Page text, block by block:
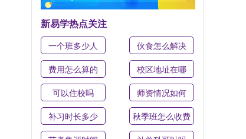
新易学热点关注
一个班多少人 伙食怎么解决
费用怎么算的 校区地址在哪
可以住校吗 师资情况如何
补习时长多少 秋季班怎么收费